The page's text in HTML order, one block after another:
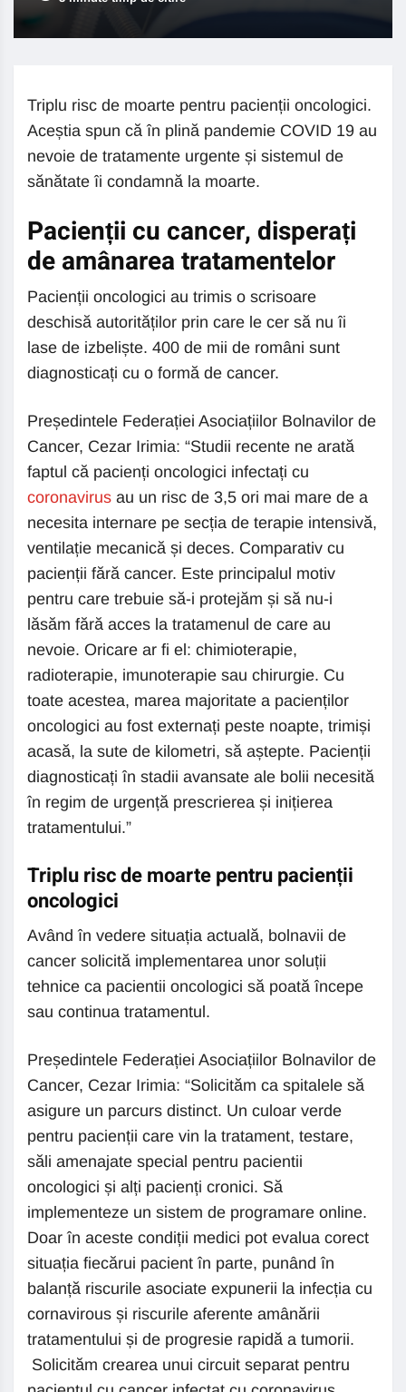
Triplu risc de moarte pentru pacienții oncologici.
Aceștia spun că în plină pandemie COVID 19 au
nevoie de tratamente urgente și sistemul de
sănătate îi condamnă la moarte.
Pacienții cu cancer, disperați
de amânarea tratamentelor
Pacienții oncologici au trimis o scrisoare
deschisă autorităților prin care le cer să nu îi
lase de izbeliște. 400 de mii de români sunt
diagnosticați cu o formă de cancer.
Președintele Federației Asociațiilor Bolnavilor de
Cancer, Cezar Irimia: “Studii recente ne arată
faptul că pacienți oncologici infectați cu
coronavirus au un risc de 3,5 ori mai mare de a
necesita internare pe secția de terapie intensivă,
ventilație mecanică și deces. Comparativ cu
pacienții fără cancer. Este principalul motiv
pentru care trebuie să-i protejăm și să nu-i
lăsăm fără acces la tratamenul de care au
nevoie. Oricare ar fi el: chimioterapie,
radioterapie, imunoterapie sau chirurgie. Cu
toate acestea, marea majoritate a pacienților
oncologici au fost externați peste noapte, trimiși
acasă, la sute de kilometri, să aștepte. Pacienții
diagnosticați în stadii avansate ale bolii necesită
în regim de urgență prescrierea și inițierea
tratamentului.”
Triplu risc de moarte pentru pacienții
oncologici
Având în vedere situația actuală, bolnavii de
cancer solicită implementarea unor soluții
tehnice ca pacientii oncologici să poată începe
sau continua tratamentul.
Președintele Federației Asociațiilor Bolnavilor de
Cancer, Cezar Irimia: “Solicităm ca spitalele să
asigure un parcurs distinct. Un culoar verde
pentru pacienții care vin la tratament, testare,
săli amenajate special pentru pacientii
oncologici și alți pacienți cronici. Să
implementeze un sistem de programare online.
Doar în aceste condiții medici pot evalua corect
situația fiecărui pacient în parte, punând în
balanță riscurile asociate expunerii la infecția cu
cornavirous și riscurile aferente amânării
tratamentului și de progresie rapidă a tumorii.
Solicităm crearea unui circuit separat pentru